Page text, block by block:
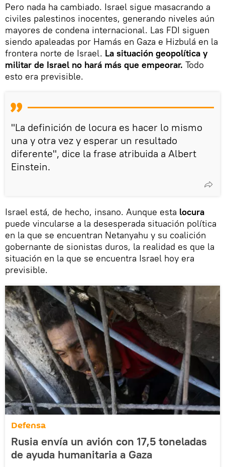
Pero nada ha cambiado. Israel sigue masacrando a
civiles palestinos inocentes, generando niveles aún
mayores de condena internacional. Las FDI siguen
siendo apaleadas por Hamás en Gaza e Hizbulá en la
frontera norte de Israel. La situación geopolítica y
militar de Israel no hará más que empeorar. Todo
esto era previsible.
"La definición de locura es hacer lo mismo
una y otra vez y esperar un resultado
diferente", dice la frase atribuida a Albert
Einstein.
Israel está, de hecho, insano. Aunque esta locura
puede vincularse a la desesperada situación política
en la que se encuentran Netanyahu y su coalición
gobernante de sionistas duros, la realidad es que la
situación en la que se encuentra Israel hoy era
previsible.
Defensa
Rusia envía un avión con 17,5 toneladas
de ayuda humanitaria a Gaza